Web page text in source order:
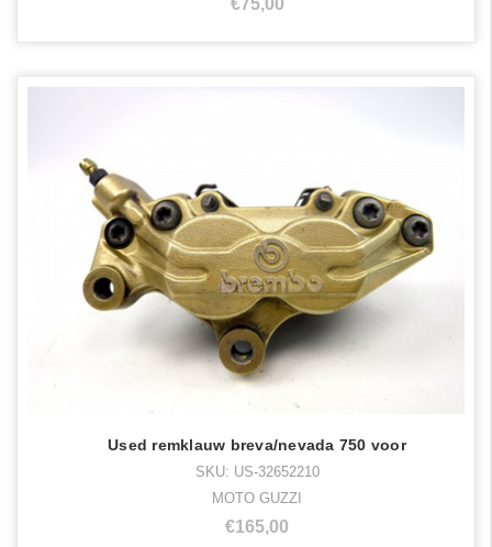
Used remklauw breva/nevada 750 voor
SKU: US-32652210
MOTO GUZZI
€165,00